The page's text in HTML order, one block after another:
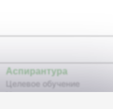
Аспирантура
Целевое обучение
Новости аспирантуры